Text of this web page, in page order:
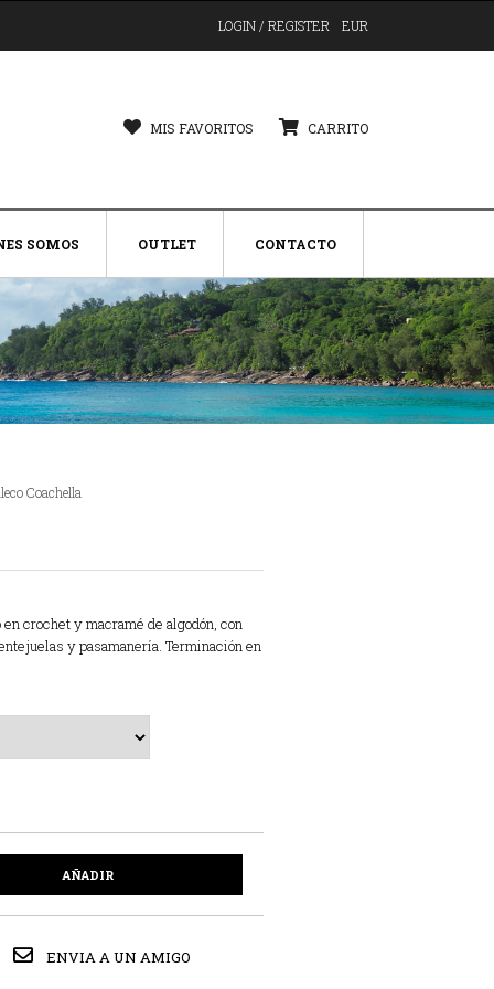
LOGIN / REGISTER EUR
MIS FAVORITOS CARRITO
SOMOS OUTLET CONTACTO
Coachella
crochet y macramé de algodón, con
y pasamanería. Terminación en
AÑADIR
ENVIA A UN AMIGO